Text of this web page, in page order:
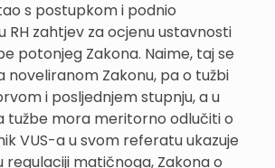
s postupkom i podnio
RH zahtjev za ocjenu ustavnosti
potonjeg Zakona. Naime, taj se
noveliranom Zakonu, pa o tužbi
i posljednjem stupnju, a u
tužbe mora meritorno odlučiti o
VUS-a u svom referatu ukazuje
regulaciji matičnoga, Zakona o